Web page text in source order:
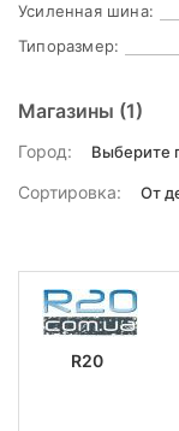
Усиленная шина:
Типоразмер:
Магазины (1)
Город:
Сортировка:
R20